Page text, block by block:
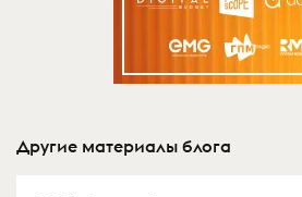
Другие материалы блога